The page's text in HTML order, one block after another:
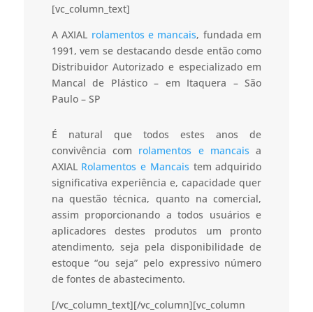
[vc_column_text]
A AXIAL rolamentos e mancais, fundada em
1991, vem se destacando desde então como
Distribuidor Autorizado e especializado em
Mancal de Plástico – em Itaquera – São
Paulo – SP
É natural que todos estes anos de
convivência com rolamentos e mancais a
AXIAL Rolamentos e Mancais tem adquirido
significativa experiência e, capacidade quer
na questão técnica, quanto na comercial,
assim proporcionando a todos usuários e
aplicadores destes produtos um pronto
atendimento, seja pela disponibilidade de
estoque “ou seja” pelo expressivo número
de fontes de abastecimento.
[/vc_column_text][/vc_column][vc_column